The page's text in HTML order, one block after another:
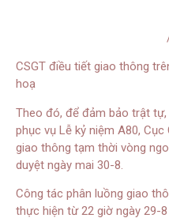
CSGT điều tiết giao thông
hoạ
Theo đó, để đảm bảo trật
phục vụ Lễ kỷ niệm A80,
giao thông tạm thời vòng
duyệt ngày mai 30-8.
Công tác phân luồng giao
thực hiện từ 22 giờ ngày 29-